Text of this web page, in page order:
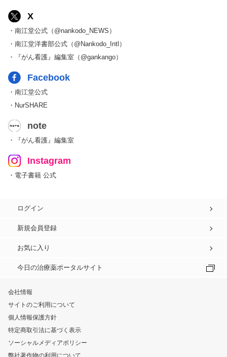
X
・南江堂公式（@nankodo_NEWS）
・南江堂洋書部公式（@Nankodo_Intl）
・『がん看護』編集室（@gankango）
Facebook
・南江堂公式
・NurSHARE
note
・『がん看護』編集室
Instagram
・電子書籍 公式
ログイン
新規会員登録
お気に入り
今日の治療薬ポータルサイト
会社情報
サイトのご利用について
個人情報保護方針
特定商取引法に基づく表示
ソーシャルメディアポリシー
弊社著作物の利用について